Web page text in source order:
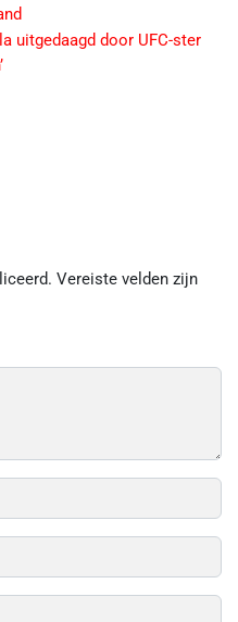
uitgedaagd door UFC-ster
Vereiste velden zijn